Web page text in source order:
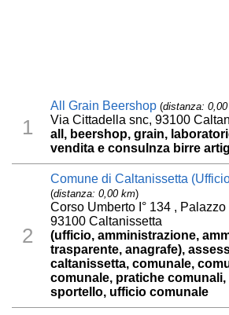
1
All Grain Beershop (distanza:
Via Cittadella snc, 93100
all, beershop, grain,
vendita e consulnza birre
2
Comune di Caltanissetta
(distanza: 0,00 km)
Corso Umberto I° 134 ,
93100 Caltanissetta
(ufficio, amministrazione,
trasparente, anagrafe),
caltanissetta, comunale,
comunale, pratiche
sportello, ufficio comunale